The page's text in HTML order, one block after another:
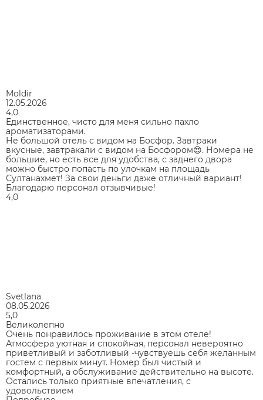
Moldir
12.05.2026
4,0
Единственное, чисто для меня сильно пахло
ароматизаторами.
Не большой отель с видом на Босфор. Завтраки
вкусные, завтракали с видом на Босфором😍. Номера не
большие, но есть все для удобства, с заднего двора
можно быстро попасть по улочкам на площадь
Султанахмет! За свои деньги даже отличный вариант!
Благодарю персонал отзывчивые!
4,0
Svetlana
08.05.2026
5,0
Великолепно
Очень понравилось проживание в этом отеле!
Атмосфера уютная и спокойная, персонал невероятно
приветливый и заботливый -чувствуешь себя желанным
гостем с первых минут. Номер был чистый и
комфортный, а обслуживание действительно на высоте.
Остались только приятные впечатления, с
удовольствием